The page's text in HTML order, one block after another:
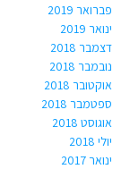
פברואר 2019
ינואר 2019
דצמבר 2018
נובמבר 2018
אוקטובר 2018
ספטמבר 2018
אוגוסט 2018
יולי 2018
ינואר 2017